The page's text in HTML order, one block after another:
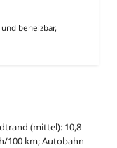
beheizbar,
(mittel): 10,8
100 km; Autobahn